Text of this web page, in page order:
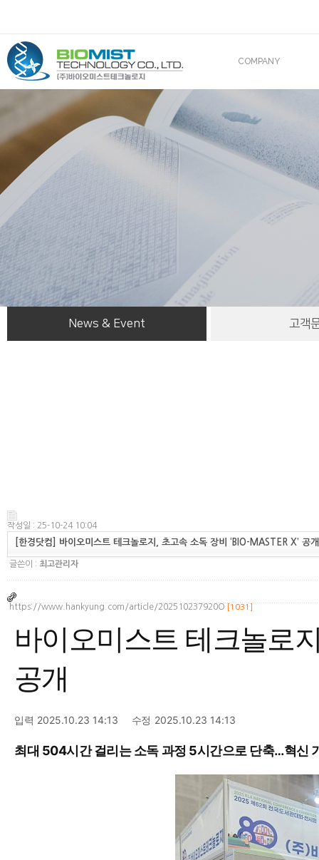
COMPANY
조직도
산업재산권
News & Event 고객
작성일 : 25-10-24 10:04
[한경닷컴] 바이오미스트 테크놀로지, 초고속 소독 장비 ‘BIO-MASTER X’ 공개
글쓴이 : 최고관리자
https://www.hankyung.com/article/202510237920O [1031]
바이오미스트 테크놀로
공개
입력 2025.10.23 14:13 수정 2025.10.23 14:13
최대 504시간 걸리는 소독 과정 5시간으로 단축…혁신